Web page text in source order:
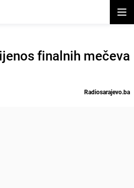
finalnih mečeva
Radiosarajevo.ba